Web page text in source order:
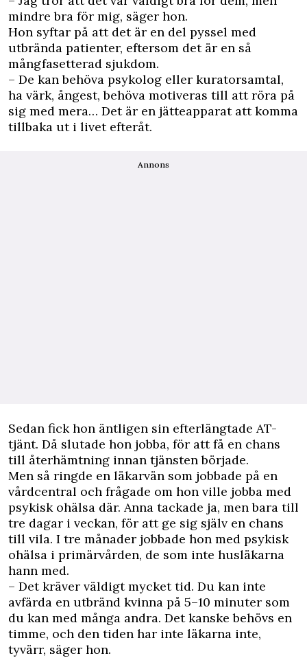
mindre bra för mig, säger hon.
Hon syftar på att det är en del pyssel med
utbrända patienter, eftersom det är en så
mångfasetterad sjukdom.
– De kan behöva psykolog eller kuratorsamtal,
ha värk, ångest, behöva motiveras till att röra på
sig med mera… Det är en jätteapparat att komma
tillbaka ut i livet efteråt.
Annons
Sedan fick hon äntligen sin efterlängtade AT-
tjänt. Då slutade hon jobba, för att få en chans
till återhämtning innan tjänsten började.
Men så ringde en läkarvän som jobbade på en
vårdcentral och frågade om hon ville jobba med
psykisk ohälsa där. Anna tackade ja, men bara till
tre dagar i veckan, för att ge sig själv en chans
till vila. I tre månader jobbade hon med psykisk
ohälsa i primärvården, de som inte husläkarna
hann med.
– Det kräver väldigt mycket tid. Du kan inte
avfärda en utbränd kvinna på 5–10 minuter som
du kan med många andra. Det kanske behövs en
timme, och den tiden har inte läkarna inte,
tyvärr, säger hon.